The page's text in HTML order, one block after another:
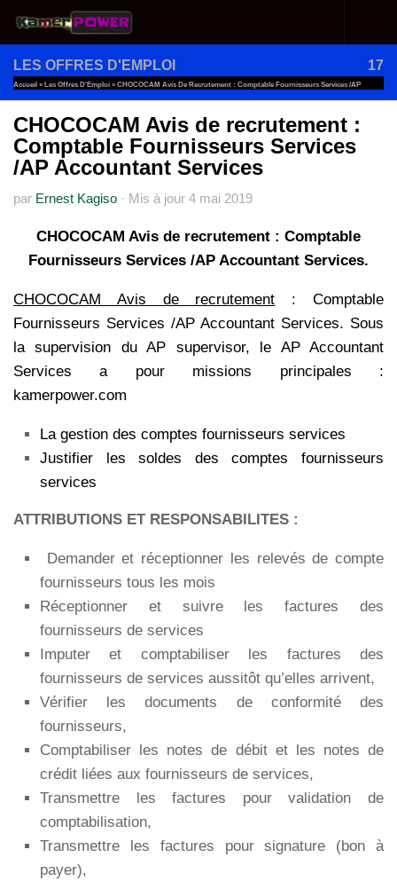
Au dessous du contenu
LES OFFRES D'EMPLOI 17
Accueil » Les Offres D'Emploi » CHOCOCAM Avis De Recrutement : Comptable Fournisseurs Services /AP
Accountant Services
CHOCOCAM Avis de recrutement :
Comptable Fournisseurs Services
/AP Accountant Services
par Ernest Kagiso · Mis à jour 4 mai 2019
CHOCOCAM Avis de recrutement : Comptable
Fournisseurs Services /AP Accountant Services.
CHOCOCAM Avis de recrutement : Comptable
Fournisseurs Services /AP Accountant Services. Sous
la supervision du AP supervisor, le AP Accountant
Services a pour missions principales :
kamerpower.com
La gestion des comptes fournisseurs services
Justifier les soldes des comptes fournisseurs
services
ATTRIBUTIONS ET RESPONSABILITES :
Demander et réceptionner les relevés de compte
fournisseurs tous les mois
Réceptionner et suivre les factures des
fournisseurs de services
Imputer et comptabiliser les factures des
fournisseurs de services aussitôt qu’elles arrivent,
Vérifier les documents de conformité des
fournisseurs,
Comptabiliser les notes de débit et les notes de
crédit liées aux fournisseurs de services,
Transmettre les factures pour validation de
comptabilisation,
Transmettre les factures pour signature (bon à
payer),